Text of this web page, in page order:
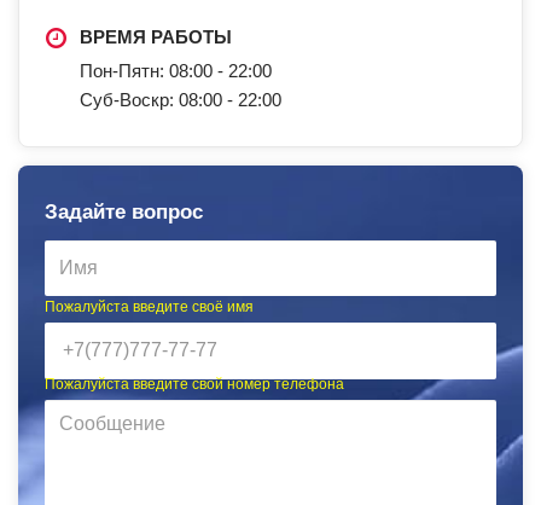
ВРЕМЯ РАБОТЫ
Пон-Пятн: 08:00 - 22:00
Суб-Воскр: 08:00 - 22:00
Задайте вопрос
Пожалуйста введите своё имя
Пожалуйста введите свой номер телефона